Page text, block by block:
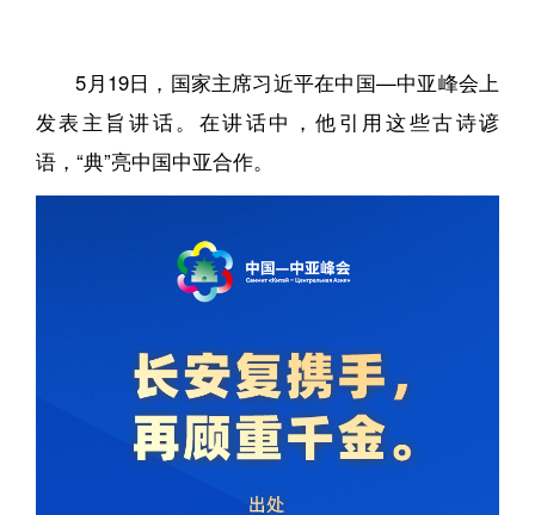
5月19日，国家主席习近平在中国—中亚峰会上
发表主旨讲话。在讲话中，他引用这些古诗谚
语，“典”亮中国中亚合作。